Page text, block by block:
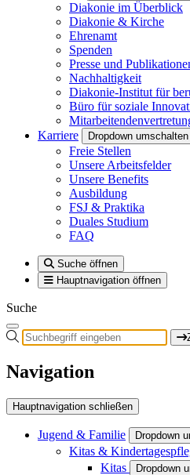
Diakonie im Überblick
Diakonie & Kirche
Ehrenamt
Spenden
Presse und
Nachhaltigkeit
Diakonie-Institut für
Büro für soziale
Karriere
Dropdown umschalten
Freie Stellen
Unsere Arbeitsfelder
Unsere Benefits
Ausbildung
FSJ & Praktika
Duales Studium
FAQ
Suche öffnen
Hauptnavigation öffnen
Suche
Navigation
Hauptnavigation schließen
Jugend & Familie Dropdown
Kitas &
Kitas Dropdown